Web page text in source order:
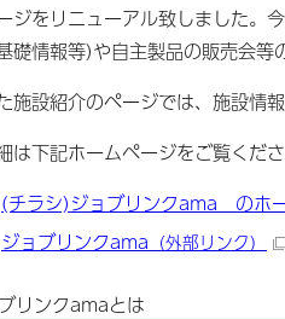
ジをリニューアル致しました。
礎情報等)や自主製品の販売会等
施設紹介のページでは、施設情
は下記ホームページをご覧くださ
(チラシ)ジョブリンクama のホ
ジョブリンクama （外部リンク）
リンクamaとは